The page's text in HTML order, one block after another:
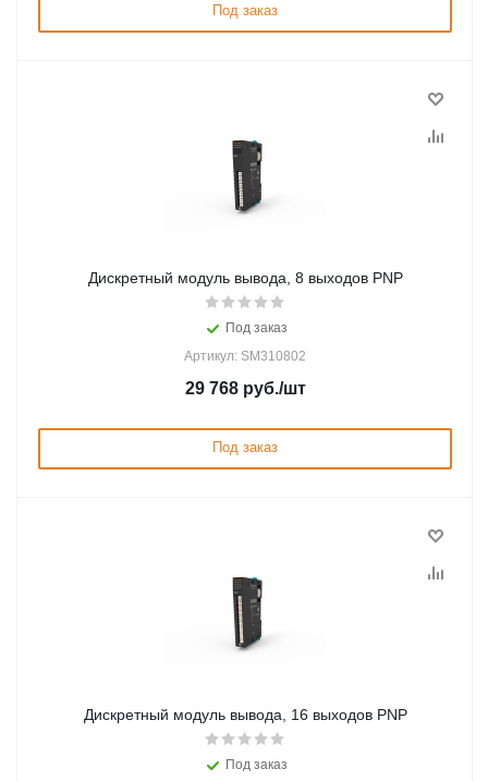
Под заказ
Дискретный модуль вывода, 8 выходов PNP
Под заказ
Артикул: SM310802
29 768руб./шт
Под заказ
Дискретный модуль вывода, 16 выходов PNP
Под заказ